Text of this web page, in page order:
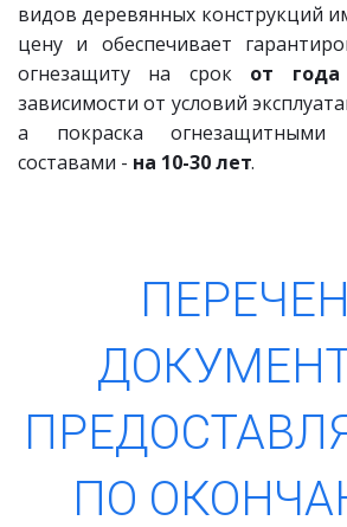
видов деревянных конструкций
цену и обеспечивает
огнезащиту на срок от
зависимости от условий
а покраска огнезащитными
составами - на 10-30 лет.
ПО